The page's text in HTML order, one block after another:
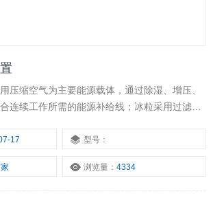
压缩空气为主要能源载体，通过除湿、增压、
连续工作所需的能源补给线；冰粒采用过滤后
点就是射流枪头采用逆流函数线导流形式，将
迅速带走雾化颗粒以＞1MPA的压力冲出枪头
17 型号：
浏览量：4334